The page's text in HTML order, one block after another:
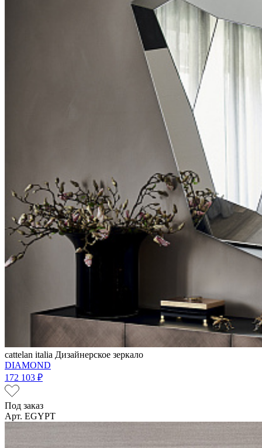
cattelan italia Дизайнерское зеркало
DIAMOND
172 103 ₽
Под заказ
Арт. EGYPT